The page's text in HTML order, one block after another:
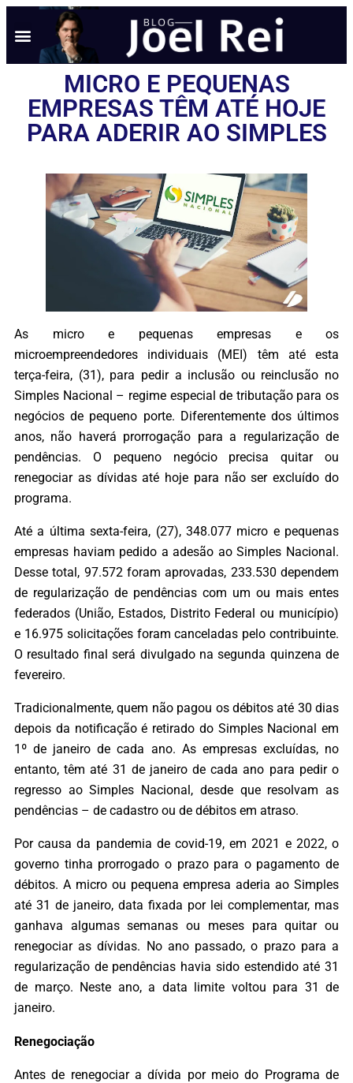
MICRO E PEQUENAS
EMPRESAS TÊM ATÉ HOJE
PARA ADERIR AO SIMPLES
As micro e pequenas empresas e os
microempreendedores individuais (MEI) têm até esta
terça-feira, (31), para pedir a inclusão ou reinclusão no
Simples Nacional – regime especial de tributação para os
negócios de pequeno porte. Diferentemente dos últimos
anos, não haverá prorrogação para a regularização de
pendências. O pequeno negócio precisa quitar ou
renegociar as dívidas até hoje para não ser excluído do
programa.
Até a última sexta-feira, (27), 348.077 micro e pequenas
empresas haviam pedido a adesão ao Simples Nacional.
Desse total, 97.572 foram aprovadas, 233.530 dependem
de regularização de pendências com um ou mais entes
federados (União, Estados, Distrito Federal ou município)
e 16.975 solicitações foram canceladas pelo contribuinte.
O resultado final será divulgado na segunda quinzena de
fevereiro.
Tradicionalmente, quem não pagou os débitos até 30 dias
depois da notificação é retirado do Simples Nacional em
1º de janeiro de cada ano. As empresas excluídas, no
entanto, têm até 31 de janeiro de cada ano para pedir o
regresso ao Simples Nacional, desde que resolvam as
pendências – de cadastro ou de débitos em atraso.
Por causa da pandemia de covid-19, em 2021 e 2022, o
governo tinha prorrogado o prazo para o pagamento de
débitos. A micro ou pequena empresa aderia ao Simples
até 31 de janeiro, data fixada por lei complementar, mas
ganhava algumas semanas ou meses para quitar ou
renegociar as dívidas. No ano passado, o prazo para a
regularização de pendências havia sido estendido até 31
de março. Neste ano, a data limite voltou para 31 de
janeiro.
Renegociação
Antes de renegociar a dívida por meio do Programa de